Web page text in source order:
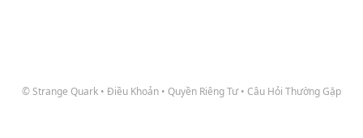
© Strange Quark • Điều Khoản • Quyền Riêng Tư • Câu Hỏi Thường Gặp